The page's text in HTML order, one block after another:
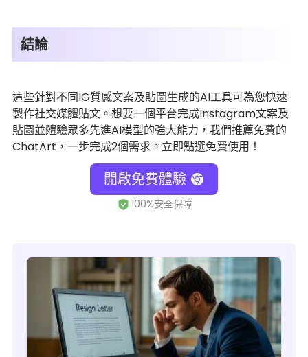
結論
這些針對不同IG質感文案及貼圖生成的AI工具可為您快速
製作社交媒體貼文。想要一個平台完成Instagram文案及
貼圖並體驗眾多先進AI模型的強大能力，我們推薦免費的
ChatArt，一步完成2個需求。立即點選免費使用！
開啟免費體驗